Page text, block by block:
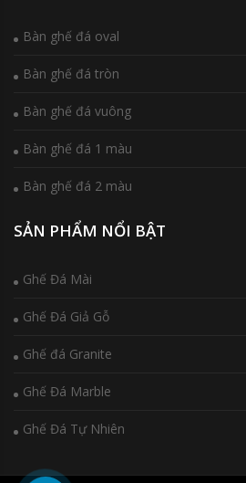
Bàn ghế đá oval
Bàn ghế đá tròn
Bàn ghế đá vuông
Bàn ghế đá 1 màu
Bàn ghế đá 2 màu
SẢN PHẨM NỔI BẬT
Ghế Đá Mài
Ghế Đá Giả Gỗ
Ghế đá Granite
Ghế Đá Marble
Ghế Đá Tự Nhiên